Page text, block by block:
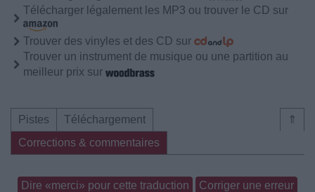
Télécharger légalement les MP3 ou trouver le CD sur
Trouver des vinyles et des CD sur
Trouver un instrument de musique ou une partition au
meilleur prix sur
⇑
Pistes
Téléchargement
Corrections & commentaires
Dire «merci» pour cette traduction Corriger une erreur